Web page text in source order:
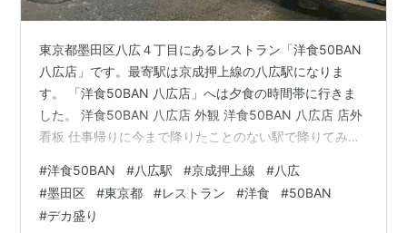
東京都墨田区八広４丁目にあるレストラン「洋食50BAN
八広店」です。最寄駅は京成押上線の八広駅になりま
す。 「洋食50BAN 八広店」へは夕食の時間帯に行きま
した。 洋食50BAN 八広店 外観 洋食50BAN 八広店 店外
看板 仕事帰りに今まで降りたことのない駅で降りてみよ
した。八広駅で途中下車し、駅の改札を出て飲食店を探
すとお店がちらほら。その中で「洋食50BAN」と書かれ
た看板のお店を見つけました。外から店内が見え、空い
#洋食50BAN #八広駅 #京成押上線 #八広
#墨田区 #東京都 #レストラン #洋食 #50BAN
#デカ盛り